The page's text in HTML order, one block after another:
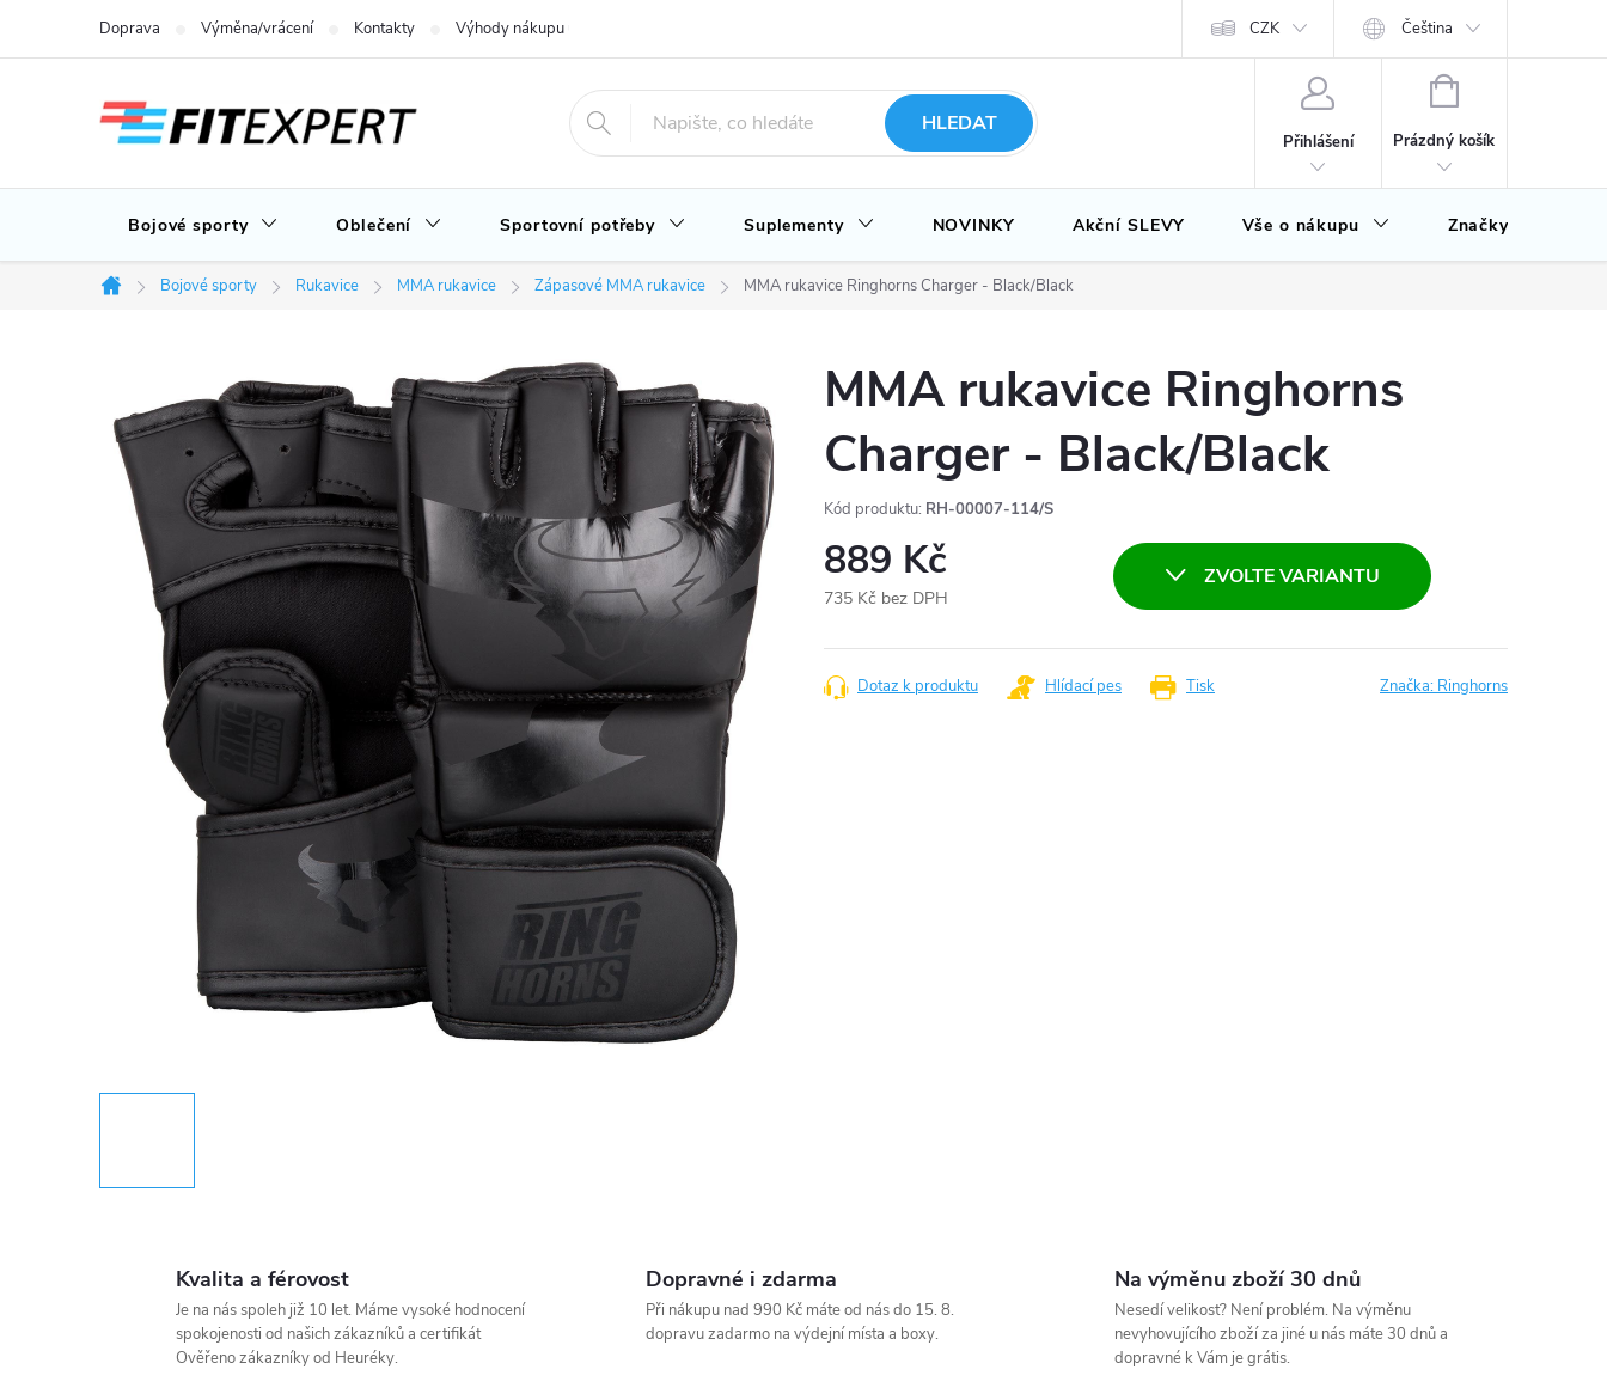
Doprava Výměna/vrácení Kontakty Výhody nákupu u nás CZK Čeština
HLEDAT
Přihlášení
NÁKUPNÍ
Prázdný košík
Bojové sporty Oblečení Sportovní potřeby Suplementy NOVINKY Akční SLEVY Vše o nákupu Značky
Domů
Bojové sporty Rukavice MMA rukavice Zápasové MMA rukavice MMA rukavice Ringhorns Charger - Black/Black
MMA rukavice Ringhorns
Charger - Black/Black
Kód produktu: RH-00007-114/S
889 Kč
735 Kč bez DPH
cena:
ZVOLTE VARIANTU
Tisk
Dotaz k produktu Hlídací pes Značka: Ringhorns
Kvalita a férovost
Je na nás spoleh již 10 let. Máme vysoké hodnocení
spokojenosti od našich zákazníků a certifikát
Ověřeno zákazníky od Heuréky.
Dopravné i zdarma
Při nákupu nad 990 Kč máte od nás do 15. 8.
dopravu zadarmo na výdejní místa a boxy.
Na výměnu zboží 30 dnů
Nesedí velikost? Není problém. Na výměnu
nevyhovujícího zboží za jiné u nás máte 30 dnů a
dopravné k Vám je grátis.